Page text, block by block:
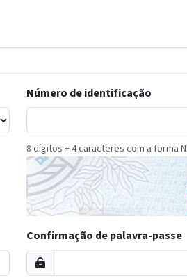
Número de identificação
8 dígitos + 4 caracteres com a forma
Confirmação de palavra-passe